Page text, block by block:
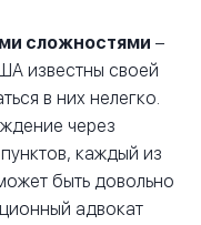
сложностями –
известны своей
в них нелегко.
через
каждый из
быть довольно
адвокат